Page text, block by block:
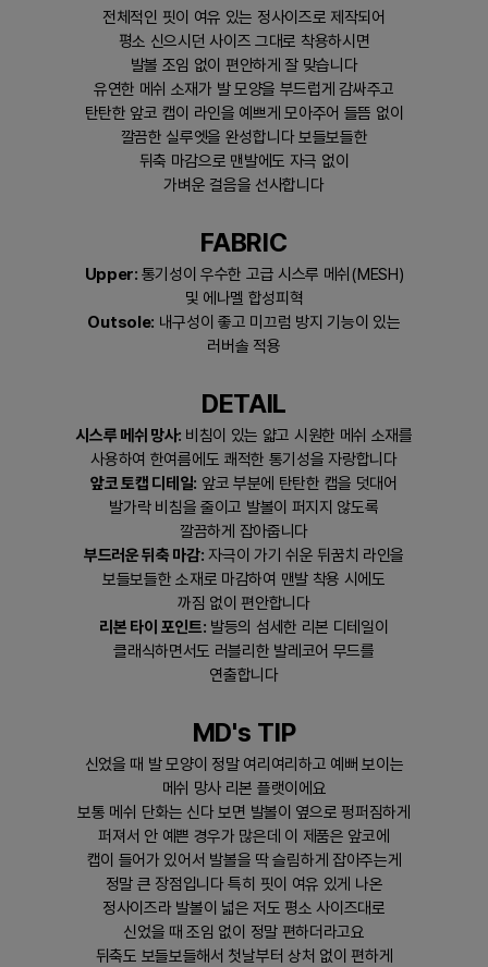
전체적인 핏이 여유 있는 정사이즈로 제작되어
평소 신으시던 사이즈 그대로 착용하시면
발볼 조임 없이 편안하게 잘 맞습니다
유연한 메쉬 소재가 발 모양을 부드럽게 감싸주고
탄탄한 앞코 캡이 라인을 예쁘게 모아주어 들뜸 없이
깔끔한 실루엣을 완성합니다 보들보들한
뒤축 마감으로 맨발에도 자극 없이
가벼운 걸음을 선사합니다
FABRIC
Upper: 통기성이 우수한 고급 시스루 메쉬(MESH)
및 에나멜 합성피혁
Outsole: 내구성이 좋고 미끄럼 방지 기능이 있는
러버솔 적용
DETAIL
시스루 메쉬 망사: 비침이 있는 얇고 시원한 메쉬 소재를
사용하여 한여름에도 쾌적한 통기성을 자랑합니다
앞코 토캡 디테일: 앞코 부분에 탄탄한 캡을 덧대어
발가락 비침을 줄이고 발볼이 퍼지지 않도록
깔끔하게 잡아줍니다
부드러운 뒤축 마감: 자극이 가기 쉬운 뒤꿈치 라인을
보들보들한 소재로 마감하여 맨발 착용 시에도
까짐 없이 편안합니다
리본 타이 포인트: 발등의 섬세한 리본 디테일이
클래식하면서도 러블리한 발레코어 무드를
연출합니다
MD's TIP
신었을 때 발 모양이 정말 여리여리하고 예뻐 보이는
메쉬 망사 리본 플랫이에요
보통 메쉬 단화는 신다 보면 발볼이 옆으로 펑퍼짐하게
퍼져서 안 예쁜 경우가 많은데 이 제품은 앞코에
캡이 들어가 있어서 발볼을 딱 슬림하게 잡아주는게
정말 큰 장점입니다 특히 핏이 여유 있게 나온
정사이즈라 발볼이 넓은 저도 평소 사이즈대로
신었을 때 조임 없이 정말 편하더라고요
뒤축도 보들보들해서 첫날부터 상처 없이 편하게